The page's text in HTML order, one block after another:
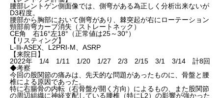
腰部レントゲン側面像では、側弯がある為正しく分析出来ないが
D3程度。
腰部から胸部において側弯があり、棘突起が右にローテーション
頸部前弯カーブ消失（ストレートネック）
CE角 右16°左18°（正常値は25～30°）
【リスティング】
L-Ili-ASEX、L2PRI-M、ASRP
【来院日】
2022年 1/4 1/11 1/20 1/27 2/3 2/15 3/1 3/14 計8回
◆考察
今回の股関節の痛みは、先天的な問題があったものに、骨盤と腰
椎による原因であった。
特に右腸骨の内転（右骨盤が開く方向）によるもの、また股関節
の周辺組織に神経支配している腰椎（特にL2）の影響が強かった